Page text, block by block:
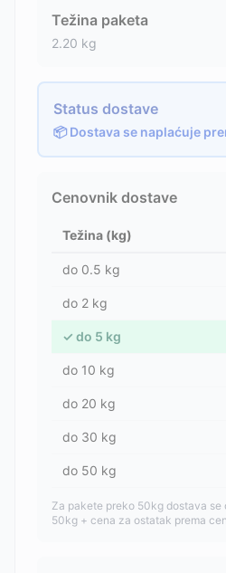
Težina paketa
2.20 kg
Status dostave
📦 Dostava se naplaćuje
Cenovnik dostave
Težina (kg)
do 0.5 kg
do 2 kg
✓ do 5 kg
do 10 kg
do 20 kg
do 30 kg
do 50 kg
Za pakete preko 50kg dostava se
50kg + cena za ostatak prema